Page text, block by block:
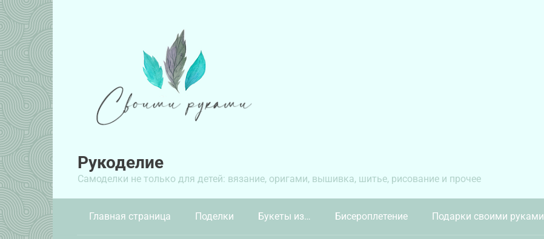
Перейти
к
контенту
Рукоделие
Самоделки не только для детей: вязание, оригами, вышивка, шитье, рисование и прочее
Главная страница Поделки Букеты из… Бисероплетение Подарки своими руками